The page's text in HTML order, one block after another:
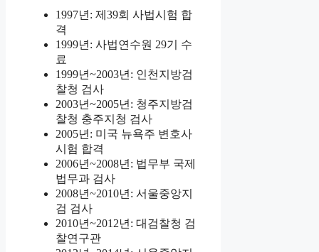
1997년: 제39회 사법시험 합
격
1999년: 사법연수원 29기 수
료
1999년~2003년: 인천지방검
찰청 검사
2003년~2005년: 청주지방검
찰청 충주지청 검사
2005년: 미국 뉴욕주 변호사
시험 합격
2006년~2008년: 법무부 국제
법무과 검사
2008년~2010년: 서울중앙지
검 검사
2010년~2012년: 대검찰청 검
찰연구관